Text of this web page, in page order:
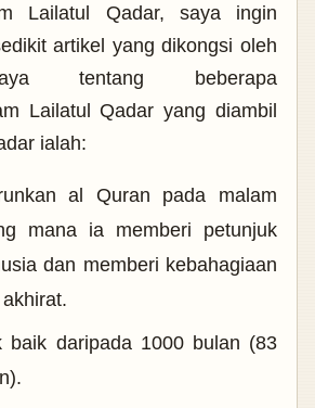
Lailatul Qadar, saya ingin
artikel yang dikongsi oleh
tentang beberapa
Lailatul Qadar yang diambil
ialah:
al Quran pada malam
mana ia memberi petunjuk
dan memberi kebahagiaan
baik daripada 1000 bulan (83